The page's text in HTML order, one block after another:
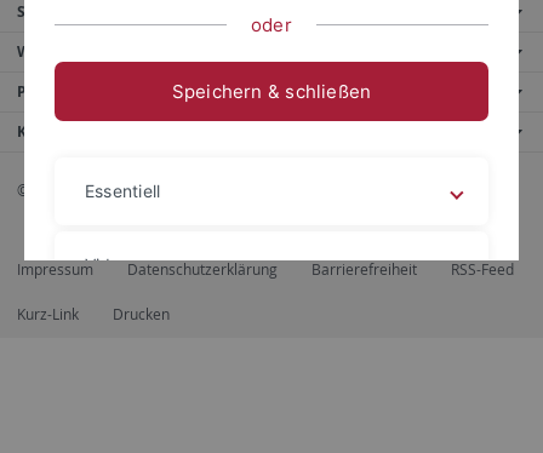
Service
Weitere Angebote
Portale
Kontaktinfo
© 2026 Eberhard Karls Universität Tübingen, Tübingen
Impressum Datenschutzerklärung Barrierefreiheit RSS-Feed
Kurz-Link Drucken
oder
Speichern & schließen
Essentiell
Videos